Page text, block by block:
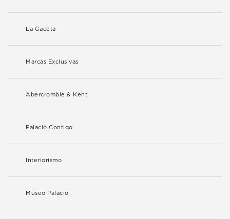
La Gaceta
Marcas Exclusivas
Abercrombie & Kent
Palacio Contigo
Interiorismo
Museo Palacio